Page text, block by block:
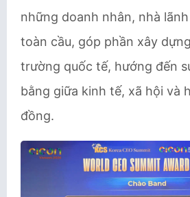
những doanh nhân, nhà
toàn cầu, góp phần xây
trường quốc tế, hướng đến
bằng giữa kinh tế, xã hội và
đồng.